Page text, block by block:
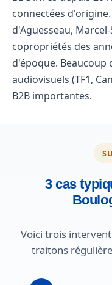
connectées
d'Aguesseau,
copropriétés des
d'époque. Beaucoup
audiovisuels (TF1,
B2B importantes.
3 cas
Voici trois
traitons